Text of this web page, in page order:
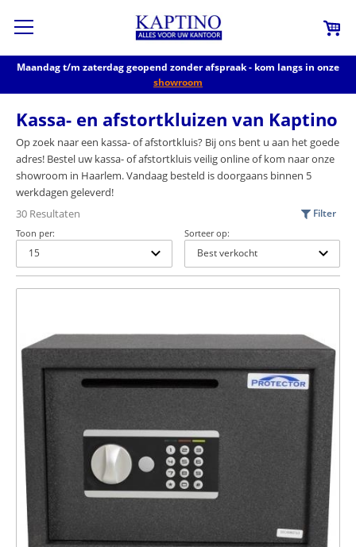
Maandag t/m zaterdag geopend zonder afspraak - kom langs in onze
showroom
Kassa- en afstortkluizen van Kaptino
Op zoek naar een kassa- of afstortkluis? Bij ons bent u aan het goede
adres! Bestel uw kassa- of afstortkluis veilig online of kom naar onze
showroom in Haarlem. Vandaag besteld is doorgaans binnen 5
werkdagen geleverd!
30 Resultaten
Filter
Toon per:
Sorteer op: